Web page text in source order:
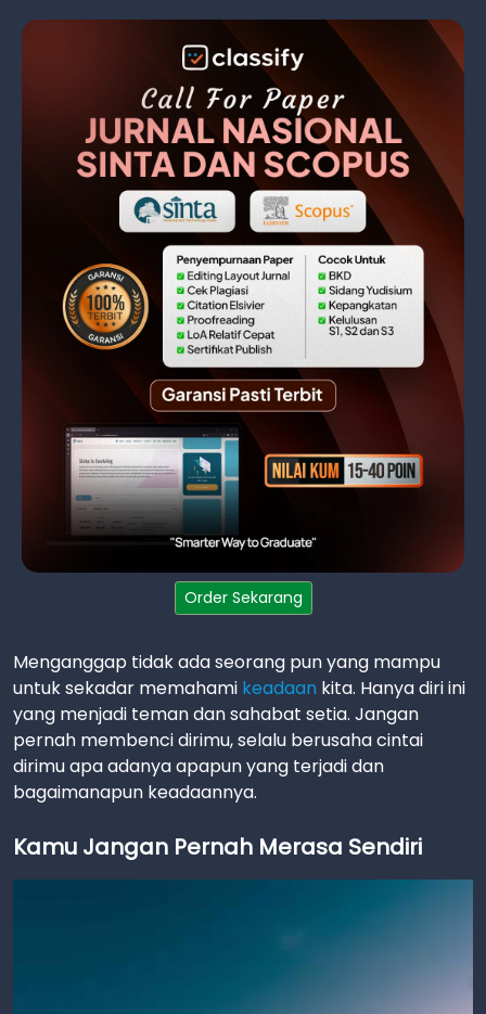
Order Sekarang
Menganggap tidak ada seorang pun yang mampu
untuk sekadar memahami keadaan kita. Hanya diri ini
yang menjadi teman dan sahabat setia. Jangan
pernah membenci dirimu, selalu berusaha cintai
dirimu apa adanya apapun yang terjadi dan
bagaimanapun keadaannya.
Kamu Jangan Pernah Merasa Sendiri